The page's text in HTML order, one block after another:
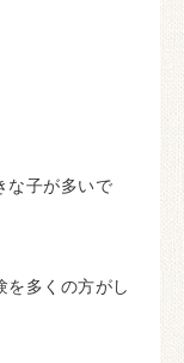
な子が多いで
多くの方がし